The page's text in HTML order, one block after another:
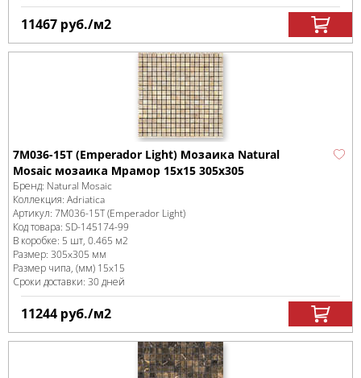
11467 руб./м2
7M036-15T (Emperador Light) Мозаика Natural
Mosaic мозаика Мрамор 15x15 305х305
Бренд: Natural Mosaic
Коллекция: Adriatica
Артикул: 7M036-15T (Emperador Light)
Код товара: SD-145174-99
В коробке: 5 шт, 0.465 м2
Размер: 305x305 мм
Размер чипа, (мм) 15x15
Сроки доставки: 30 дней
11244 руб./м2